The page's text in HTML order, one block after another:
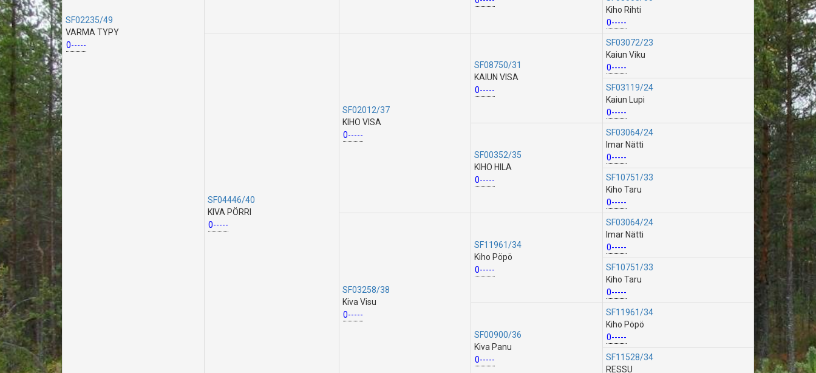
SF02235/49
VARMA TYPY
0-----
Kiho Rihti
0-----
SF04446/40
KIVA PÖRRI
0-----
SF02012/37
KIHO VISA
0-----
SF08750/31
KAIUN VISA
0-----
SF03072/23
Kaiun Viku
0-----
SF03119/24
Kaiun Lupi
0-----
SF00352/35
KIHO HILA
0-----
SF03064/24
Imar Nätti
0-----
SF10751/33
Kiho Taru
0-----
SF03258/38
Kiva Visu
0-----
SF11961/34
Kiho Pöpö
0-----
SF03064/24
Imar Nätti
0-----
SF10751/33
Kiho Taru
0-----
SF00900/36
Kiva Panu
0-----
SF11961/34
Kiho Pöpö
0-----
SF11528/34
RESSU